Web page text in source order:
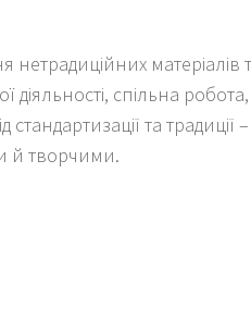
нетрадиційних матеріалів
діяльності, спільна
стандартизації та
й творчими.